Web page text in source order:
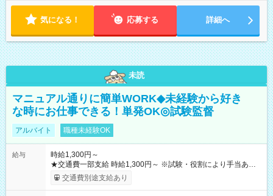
気になる！ 応募する 詳細へ
未読
マニュアル通りに簡単WORK◆未経験から好き
な時にお仕事できる！単発OK◎試験監督
アルバイト 職種未経験OK
給与
時給1,300円～
★交通費一部支給 時給1,300円～ ※試験・役割により手当あり
※勤務回数により昇給あり 【即給（前払い）オプションあ
り！】 希望される場合、勤務から1週間ほどで給与の一部を受け
交通費別途支給あり